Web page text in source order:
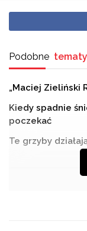
Podobne tematy
„Maciej Zieliński
Kiedy spadnie
poczekać
Te grzyby